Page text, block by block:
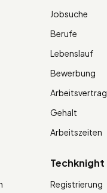
Jobsuche
Berufe
Lebenslauf
Bewerbung
Arbeitsvertrag
Gehalt
Arbeitszeiten
Techknight
Registrierung